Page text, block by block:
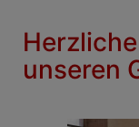
unseren